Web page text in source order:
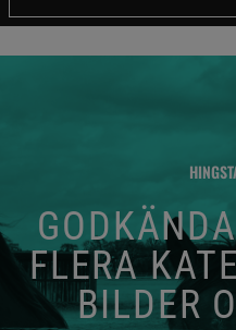
FLERA
BILDER